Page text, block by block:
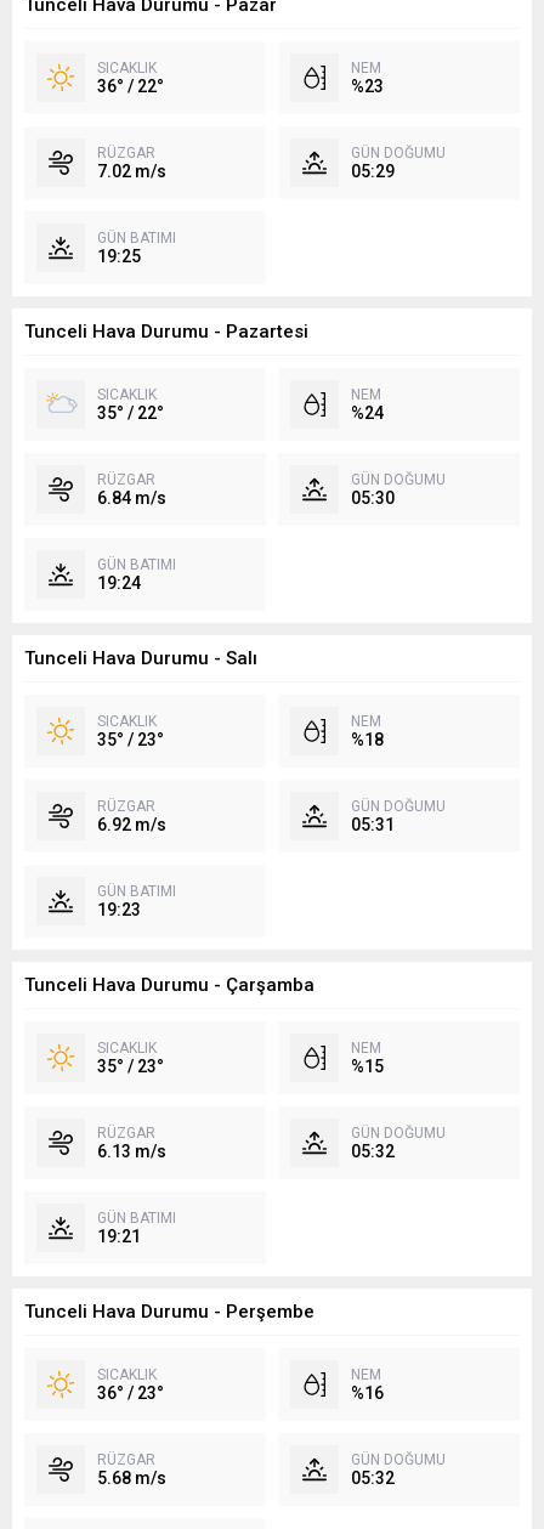
Tunceli Hava Durumu - Pazar
SICAKLIK
36° / 22°
NEM
%23
RÜZGAR
7.02 m/s
GÜN DOĞUMU
05:29
GÜN BATIMI
19:25
Tunceli Hava Durumu - Pazartesi
SICAKLIK
35° / 22°
NEM
%24
RÜZGAR
6.84 m/s
GÜN DOĞUMU
05:30
GÜN BATIMI
19:24
Tunceli Hava Durumu - Salı
SICAKLIK
35° / 23°
NEM
%18
RÜZGAR
6.92 m/s
GÜN DOĞUMU
05:31
GÜN BATIMI
19:23
Tunceli Hava Durumu - Çarşamba
SICAKLIK
35° / 23°
NEM
%15
RÜZGAR
6.13 m/s
GÜN DOĞUMU
05:32
GÜN BATIMI
19:21
Tunceli Hava Durumu - Perşembe
SICAKLIK
36° / 23°
NEM
%16
RÜZGAR
5.68 m/s
GÜN DOĞUMU
05:32